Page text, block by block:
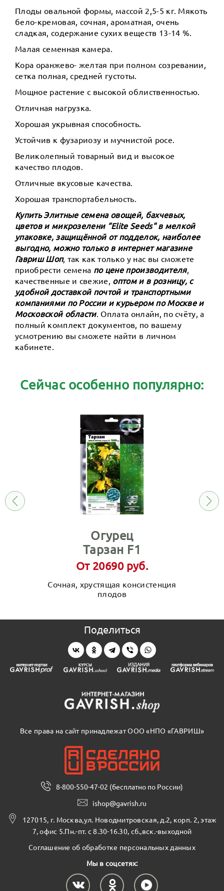
Плоды овальной формы, массой 2,5-5 кг. Мякоть
бело-кремовая, сочная, ароматная, очень
сладкая, содержание сухих веществ 13-14 %.
Малая семенная камера.
Кора оранжево- желтая при полном созревании,
сетка полная, средней густоты.
Мощное растение с высокой облиственностью.
Отличная нагрузка.
Хорошая укрывная способность.
Устойчив к фузариозу и мучнистой росе.
Великолепный товарный вид и высокое
качество плодов.
Отличные вкусовые качества.
Хорошая транспортабельность.
Купить Элитные семена овощей, бахчевых,
цветов и микрозелени ”Elite Seeds" в мелкой
упаковке, защищённой от подделок, наиболее
выгодно, можно только в интернет магазине
Гавриш Шоп, так как только у нас вы сможете
приобрести семена по цене производителя,
качественные и свежие, оптом и в розницу, с
удобной доставкой почтой и транспортными
компаниями по России и курьером по Москве и
Московской области. Оплата онлайн, по счёту, а
полный комплект документов, по вашему
усмотрению вы сможете найти в личном
кабинете.
Сейчас особенно популярно:
Огурец
Тарзан F1
От 20690 руб.
Сочная, хрустящая консистенция
плодов
Поделиться
Все права на сайт принадлежат ООО «НПО «ГАВРИШ»
8-800-550-47-02 (бесплатно по России)
ishop@gavrish.ru
127015, г. Москва,ул. Новодмитровская, д.2, корп. 2, этаж
7, офис 5.Пн.-пт. с 8.30-16.30, сб.,вск.-выходной
Соглашение об обработке персональных данных
Мы в соцсетях: